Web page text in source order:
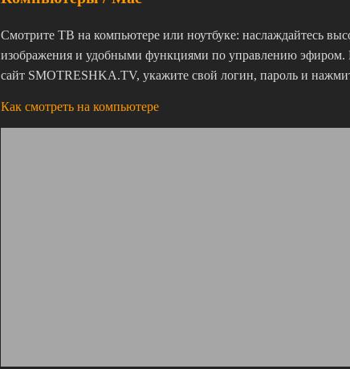
Смотрите ТВ на компьютере или ноутбуке: наслаждайтесь
изображения и удобными функциями по управлению эфиром.
сайт SMOTRESHKA.TV, укажите свой логин, пароль и
Как смотреть на компьютере